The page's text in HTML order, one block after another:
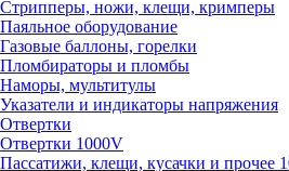
Стрипперы, ножи, клещи, кримперы
Паяльное оборудование
Газовые баллоны, горелки
Пломбираторы и пломбы
Наморы, мультитулы
Указатели и индикаторы напряжения
Отвертки
Отвертки 1000V
Пассатижи, клещи, кусачки и прочее